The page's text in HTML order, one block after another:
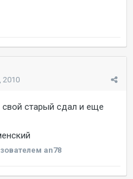
2010
старый сдал и еще
an78